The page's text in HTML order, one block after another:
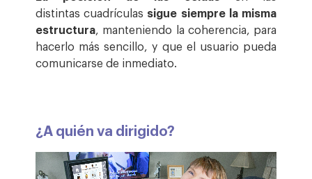
distintas cuadrículas sigue siempre la misma
estructura, manteniendo la coherencia, para
hacerlo más sencillo, y que el usuario pueda
comunicarse de inmediato.
¿A quién va dirigido?